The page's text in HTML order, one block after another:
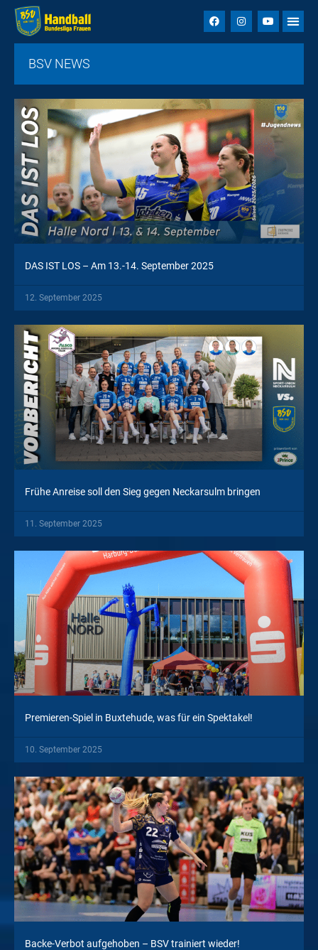
BSV NEWS
DAS IST LOS – Am 13.-14. September 2025
12. September 2025
Frühe Anreise soll den Sieg gegen Neckarsulm bringen
11. September 2025
Premieren-Spiel in Buxtehude, was für ein Spektakel!
10. September 2025
Backe-Verbot aufgehoben – BSV trainiert wieder!